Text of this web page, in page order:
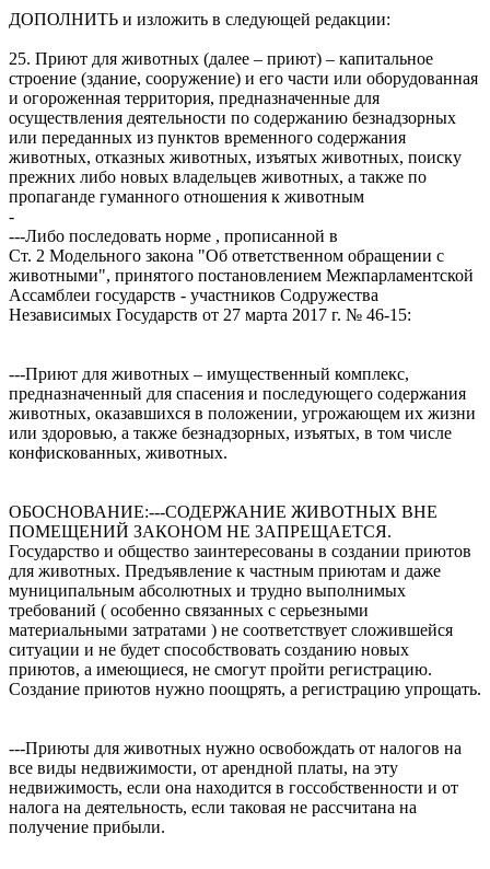
ДОПОЛНИТЬ и изложить в следующей редакции:
25. Приют для животных (далее – приют) – капитальное
строение (здание, сооружение) и его части или оборудованная
и огороженная территория, предназначенные для
осуществления деятельности по содержанию безнадзорных
или переданных из пунктов временного содержания
животных, отказных животных, изъятых животных, поиску
прежних либо новых владельцев животных, а также по
пропаганде гуманного отношения к животным
-
---Либо последовать норме , прописанной в
Ст. 2 Модельного закона "Об ответственном обращении с
животными", принятого постановлением Межпарламентской
Ассамблеи государств - участников Содружества
Независимых Государств от 27 марта 2017 г. № 46-15:
---Приют для животных – имущественный комплекс,
предназначенный для спасения и последующего содержания
животных, оказавшихся в положении, угрожающем их жизни
или здоровью, а также безнадзорных, изъятых, в том числе
конфискованных, животных.
ОБОСНОВАНИЕ:---СОДЕРЖАНИЕ ЖИВОТНЫХ ВНЕ
ПОМЕЩЕНИЙ ЗАКОНОМ НЕ ЗАПРЕЩАЕТСЯ.
Государство и общество заинтересованы в создании приютов
для животных. Предъявление к частным приютам и даже
муниципальным абсолютных и трудно выполнимых
требований ( особенно связанных с серьезными
материальными затратами ) не соответствует сложившейся
ситуации и не будет способствовать созданию новых
приютов, а имеющиеся, не смогут пройти регистрацию.
Создание приютов нужно поощрять, а регистрацию упрощать.
---Приюты для животных нужно освобождать от налогов на
все виды недвижимости, от арендной платы, на эту
недвижимость, если она находится в госсобственности и от
налога на деятельность, если таковая не рассчитана на
получение прибыли.